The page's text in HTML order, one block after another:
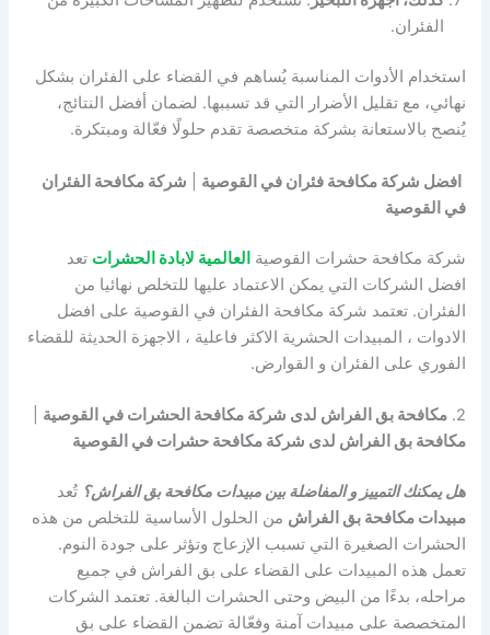
الفئران.
استخدام الأدوات المناسبة يُساهم في القضاء على الفئران بشكل
نهائي، مع تقليل الأضرار التي قد تسببها. لضمان أفضل النتائج،
يُنصح بالاستعانة بشركة متخصصة تقدم حلولًا فعّالة ومبتكرة.
افضل شركة مكافحة فئران في القوصية
شركة مكافحة الفئران
في القوصية
شركة مكافحة حشرات القوصية العالمية لابادة الحشرات تعد
افضل الشركات التي يمكن الاعتماد عليها للتخلص نهائيا من
الفئران. تعتمد شركة مكافحة الفئران في القوصية على افضل
الادوات ، المبيدات الحشرية الاكثر فاعلية ، الاجهزة الحديثة للقضاء
الفوري على الفئران و القوارض.
2. مكافحة بق الفراش لدى شركة مكافحة الحشرات في القوصية
مكافحة بق الفراش لدى شركة مكافحة حشرات في القوصية
هل يمكنك التمييز و المفاضلة بين مبيدات مكافحة بق الفراش؟ تُعد
مبيدات مكافحة بق الفراش من الحلول الأساسية للتخلص من هذه
الحشرات الصغيرة التي تسبب الإزعاج وتؤثر على جودة النوم.
تعمل هذه المبيدات على القضاء على بق الفراش في جميع
مراحله، بدءًا من البيض وحتى الحشرات البالغة. تعتمد الشركات
المتخصصة على مبيدات آمنة وفعّالة تضمن القضاء على بق